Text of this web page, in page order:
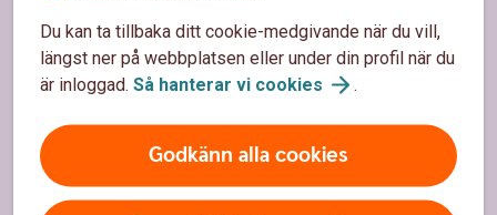
Du kan ta tillbaka ditt cookie-medgivande när du vill,
längst ner på webbplatsen eller under din profil när du
är inloggad. Så hanterar vi cookies .
Godkänn alla cookies
Sidfot
Hitta snabbt
Spärrhjälp
Hitta bankkontor